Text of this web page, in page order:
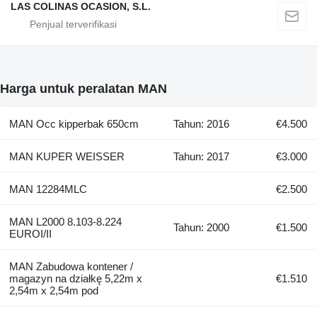
LAS COLINAS OCASION, S.L.
Harga untuk peralatan MAN
MAN Occ kipperbak 650cm Tahun: 2016 €4.500
MAN KUPER WEISSER Tahun: 2017 €3.000
MAN 12284MLC €2.500
MAN L2000 8.103-8.224
EUROI/II
Tahun: 2000 €1.500
MAN Zabudowa kontener /
magazyn na działkę 5,22m x
2,54m x 2,54m pod
€1.510